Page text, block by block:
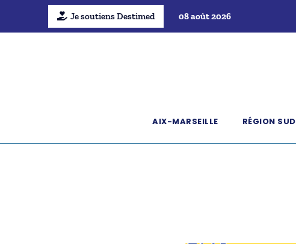
Je soutiens Destimed 08 août 2026
AIX-MARSEILLE RÉGION SUD